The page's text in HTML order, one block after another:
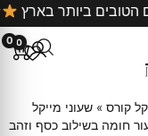
הטובים ביותר
0 0
קורס » שעוני מייקל
חומה בשילוב כסף וזהב